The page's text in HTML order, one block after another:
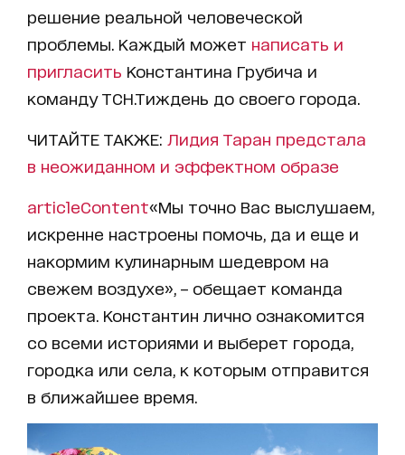
решение реальной человеческой
проблемы. Каждый может написать и
пригласить Константина Грубича и
команду ТСН.Тиждень до своего города.
ЧИТАЙТЕ ТАКЖЕ: Лидия Таран предстала
в неожиданном и эффектном образе
articleContent«Мы точно Вас выслушаем,
искренне настроены помочь, да и еще и
накормим кулинарным шедевром на
свежем воздухе», – обещает команда
проекта. Константин лично ознакомится
со всеми историями и выберет города,
городка или села, к которым отправится
в ближайшее время.